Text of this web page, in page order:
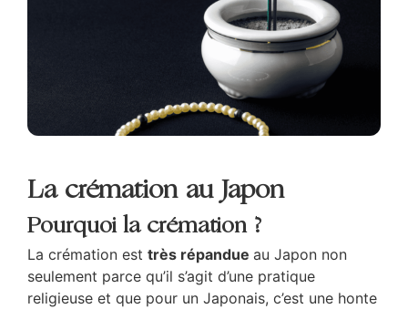
La crémation au Japon
Pourquoi la crémation ?
La crémation est très répandue au Japon non
seulement parce qu’il s’agit d’une pratique
religieuse et que pour un Japonais, c’est une honte